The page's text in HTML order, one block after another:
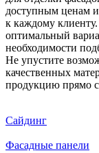
доступным ценам
к каждому
оптимальный
необходимости
Не упустите
качественных
продукцию прямо
Сайдинг
Фасадные панели